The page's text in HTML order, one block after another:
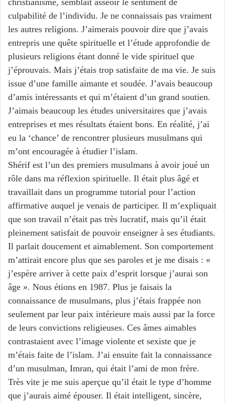
culpabilité de l’individu. Je ne connaissais pas vraiment
les autres religions. J’aimerais pouvoir dire que j’avais
entrepris une quête spirituelle et l’étude approfondie de
plusieurs religions étant donné le vide spirituel que
j’éprouvais. Mais j’étais trop satisfaite de ma vie. Je suis
issue d’une famille aimante et soudée. J’avais beaucoup
d’amis intéressants et qui m’étaient d’un grand soutien.
J’aimais beaucoup les études universitaires que j’avais
entreprises et mes résultats étaient bons. En réalité, j’ai
eu la ‘chance’ de rencontrer plusieurs musulmans qui
m’ont encouragée à étudier l’islam.
Shérif est l’un des premiers musulmans à avoir joué un
rôle dans ma réflexion spirituelle. Il était plus âgé et
travaillait dans un programme tutorial pour l’action
affirmative auquel je venais de participer. Il m’expliquait
que son travail n’était pas très lucratif, mais qu’il était
pleinement satisfait de pouvoir enseigner à ses étudiants.
Il parlait doucement et aimablement. Son comportement
m’attirait encore plus que ses paroles et je me disais : «
j’espère arriver à cette paix d’esprit lorsque j’aurai son
âge ». Nous étions en 1987. Plus je faisais la
connaissance de musulmans, plus j’étais frappée non
seulement par leur paix intérieure mais aussi par la force
de leurs convictions religieuses. Ces âmes aimables
contrastaient avec l’image violente et sexiste que je
m’étais faite de l’islam. J’ai ensuite fait la connaissance
d’un musulman, Imran, qui était l’ami de mon frère.
Très vite je me suis aperçue qu’il était le type d’homme
que j’aurais aimé épouser. Il était intelligent, sincère,